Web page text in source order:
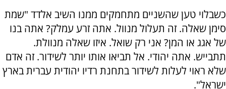
כשבלוי טען שהשניים מתחמקים ממנו השיב אלדד "שמת
סימן שאלה. זה תעלול מנוול. אתה זרע עמלק? אתה בנו
של אגג או המן? אני רק שואל. איזו שאלה מנוולת.
תתבייש. אתה יהודי. אל תביאו אותו יותר לשידור. זה אדם
שלא ראוי לעלות לשידור בתחנת רדיו יהודית עברית בארץ
ישראל".